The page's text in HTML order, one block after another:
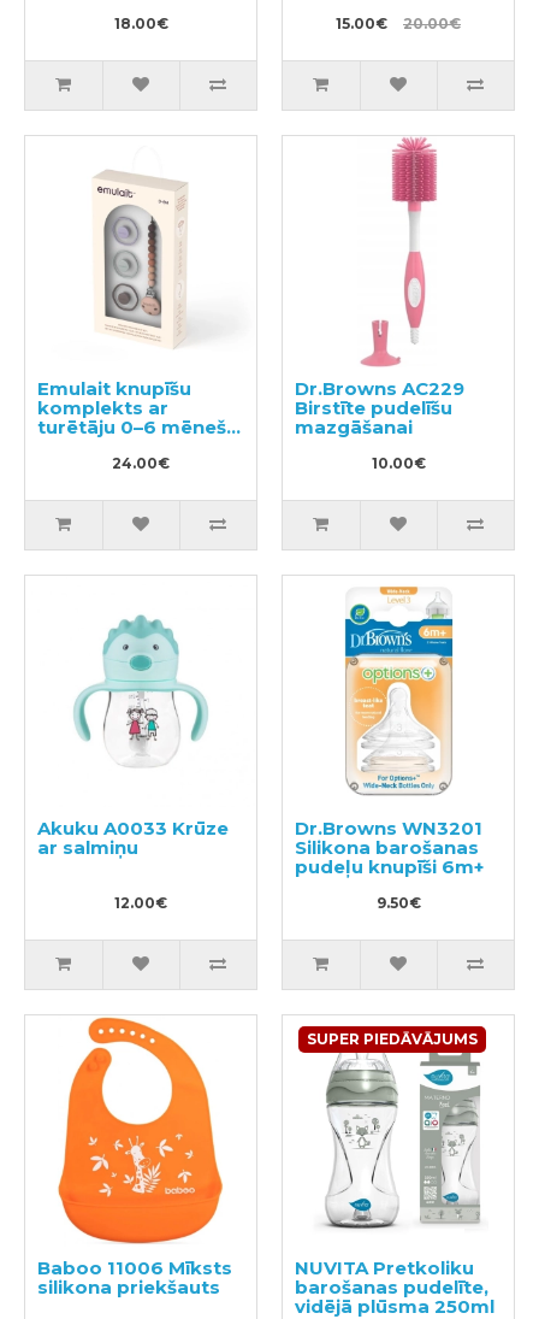
18.00€ 15.00€ 20.00€
Emulait knupīšu
komplekts ar
turētāju 0–6 mēneši,
24.00€
Dr.Browns AC229
Birstīte pudelīšu
mazgāšanai
10.00€
Akuku A0033 Krūze
ar salmiņu
12.00€
Dr.Browns WN3201
Silikona barošanas
pudeļu knupīši 6m+
9.50€
Baboo 11006 Mīksts
silikona priekšauts
SUPER PIEDĀVĀJUMS
NUVITA Pretkoliku
barošanas pudelīte,
vidējā plūsma 250ml